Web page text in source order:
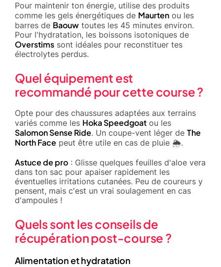
Pour maintenir ton énergie, utilise des produits
comme les gels énergétiques de Maurten ou les
barres de Baouw toutes les 45 minutes environ.
Pour l'hydratation, les boissons isotoniques de
Overstims sont idéales pour reconstituer tes
électrolytes perdus.
Quel équipement est
recommandé pour cette course ?
Opte pour des chaussures adaptées aux terrains
variés comme les Hoka Speedgoat ou les
Salomon Sense Ride. Un coupe-vent léger de The
North Face peut être utile en cas de pluie 🌦️.
Astuce de pro : Glisse quelques feuilles d'aloe vera
dans ton sac pour apaiser rapidement les
éventuelles irritations cutanées. Peu de coureurs y
pensent, mais c'est un vrai soulagement en cas
d'ampoules !
Quels sont les conseils de
récupération post-course ?
Alimentation et hydratation